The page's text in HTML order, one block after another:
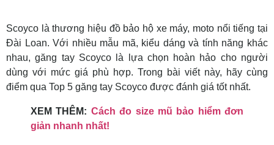
Scoyco là thương hiệu đồ bảo hộ xe máy, moto nổi tiếng tại
Đài Loan. Với nhiều mẫu mã, kiểu dáng và tính năng khác
nhau, găng tay Scoyco là lựa chọn hoàn hảo cho người
dùng với mức giá phù hợp. Trong bài viết này, hãy cùng
điểm qua Top 5 găng tay Scoyco được đánh giá tốt nhất.
XEM THÊM: Cách đo size mũ bảo hiểm đơn
giản nhanh nhất!